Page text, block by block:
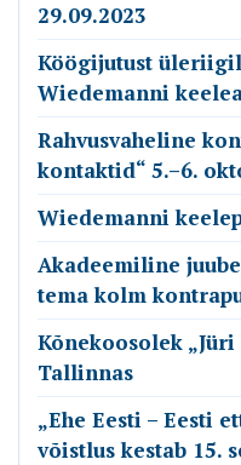
29.09.2023
Köögijutust
Wiedemanni
Rahvusvaheline
kontaktid“ 5.–6.
Wiedemanni
Akadeemiline
tema kolm
Kõnekoosolek
Tallinnas
„Ehe Eesti – Eesti
võistlus kestab 15.